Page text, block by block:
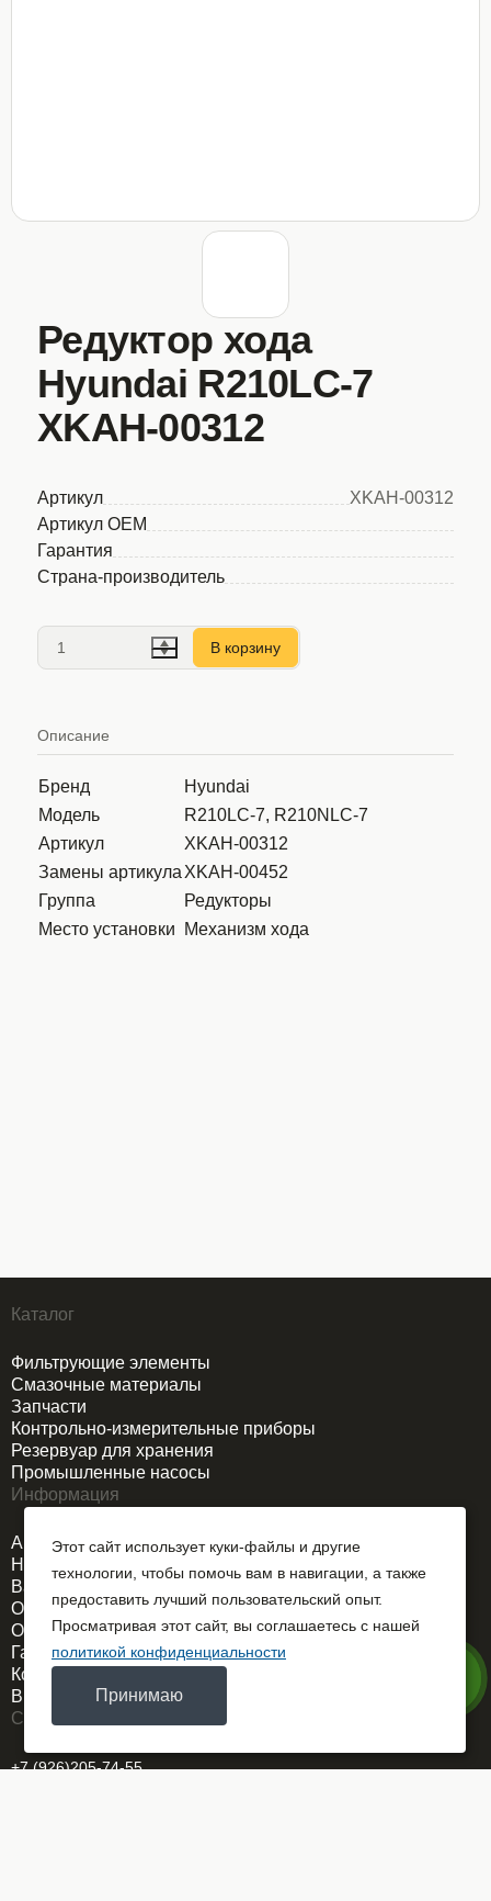
Редуктор хода
Hyundai R210LC-7
XKAH-00312
Артикул
XKAH-00312
Артикул OEM
Гарантия
Страна-производитель
В корзину
Описание
Бренд
Hyundai
Модель
R210LC-7, R210NLC-7
Артикул
XKAH-00312
Замены артикула XKAH-00452
Группа
Редукторы
Место установки
Механизм хода
Каталог
Фильтрующие элементы
Смазочные материалы
Запчасти
Контрольно-измерительные приборы
Резервуар для хранения
Промышленные насосы
Информация
Акции
Новости
Вакансии
О компании
Оплата и доставка
Гарантия
Контакты
Выездной сервис
Связаться
+7 (926)205-74-55
Этот сайт использует куки-файлы и другие
технологии, чтобы помочь вам в навигации, а также
предоставить лучший пользовательский опыт.
Просматривая этот сайт, вы соглашаетесь с нашей
политикой конфиденциальности
Принимаю